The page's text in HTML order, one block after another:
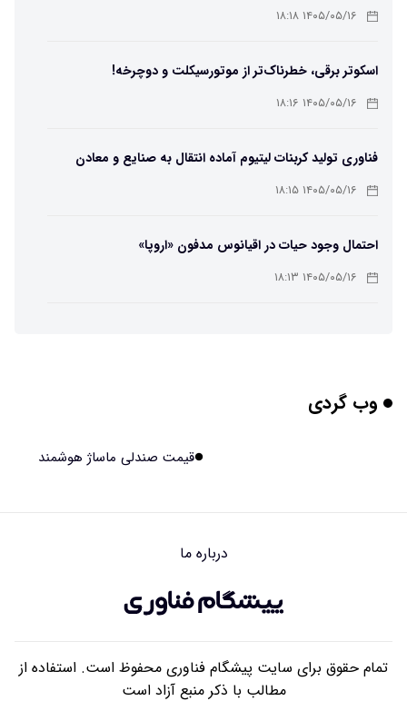
۶۵ درجه ۱۴۰۵/۰۵/۱۶ ۱۸:۱۸
اسکوتر برقی، خطرناک‌تر از موتورسیکلت و دوچرخه!
۱۴۰۵/۰۵/۱۶ ۱۸:۱۶
فناوری تولید کربنات لیتیوم آماده انتقال به صنایع و معادن
است۱۴۰۵/۰۵/۱۶ ۱۸:۱۵
احتمال وجود حیات در اقیانوس مدفون «اروپا»
۱۴۰۵/۰۵/۱۶ ۱۸:۱۳
تبدیل پلاستیک سرسخت PVC به ماده روان‌کننده ممکن شد
هوش مصنوعی چینی از قرنطینه فرار کرد و به اینترنت وصل شد
وب گردی
قیمت صندلی ماساژ هوشمند
درباره ما
تمام حقوق برای سایت پیشگام فناوری محفوظ است. استفاده از
مطالب با ذکر منبع آزاد است